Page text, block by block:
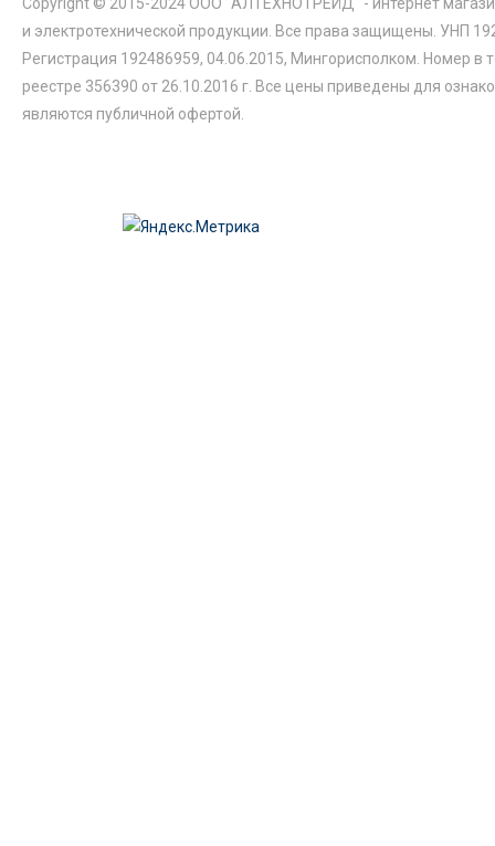
и электротехнической продукции. Все права защищены. УНП
Регистрация 192486959, 04.06.2015, Мингорисполком. Номер в
реестре 356390 от 26.10.2016 г. Все цены приведены для
являются публичной офертой.